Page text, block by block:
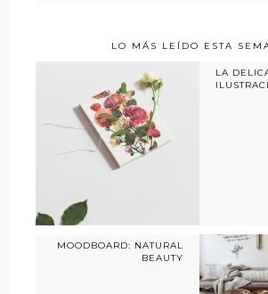
LO MÁS LEÍDO ESTA
LA
MOODBOARD: NATURAL
BEAUTY